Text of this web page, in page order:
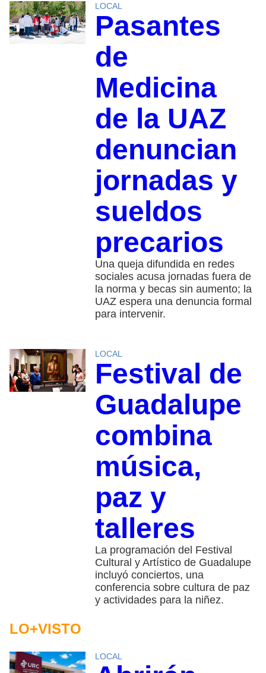
LOCAL
Pasantes
de
Medicina
de la UAZ
denuncian
jornadas y
sueldos
precarios
Una queja difundida en redes
sociales acusa jornadas fuera de
la norma y becas sin aumento; la
UAZ espera una denuncia formal
para intervenir.
LOCAL
Festival de
Guadalupe
combina
música,
paz y
talleres
La programación del Festival
Cultural y Artístico de Guadalupe
incluyó conciertos, una
conferencia sobre cultura de paz
y actividades para la niñez.
LO+VISTO
LOCAL